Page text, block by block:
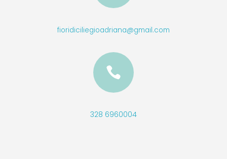
fioridiciliegioadriana@gmail.com

328 6960004